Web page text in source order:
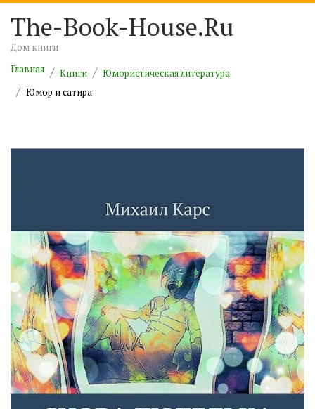
The-Book-House.Ru
Дом книги
Главная
Книги
Юмористическая литература
Юмор и сатира